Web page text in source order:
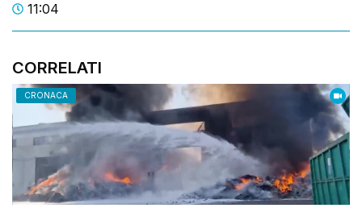
11:04
CORRELATI
CRONACA